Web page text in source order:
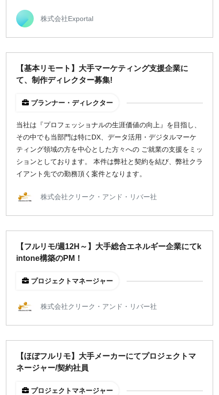
株式会社Exportal
【基本リモート】大手マーケティング支援企業に
て、制作ディレクター募集!
プランナー・ディレクター
当社は『プロフェッショナルの生涯価値の向上』を目指し、
その中でも当部門は特にDX、データ活用・デジタルマーケ
ティング領域の方を中心とした方々への ご就業の支援をミッ
ションとしております。 本件は弊社と契約を結び、弊社クラ
イアント先での勤務頂く案件となります。
株式会社クリーク・アンド・リバー社
【フルリモ/週12H～】大手総合エネルギー企業にてk
intone構築のPM！
プロジェクトマネージャー
株式会社クリーク・アンド・リバー社
【ほぼフルリモ】大手メーカーにてプロジェクトマ
ネージャー/契約社員
プロジェクトマネージャー